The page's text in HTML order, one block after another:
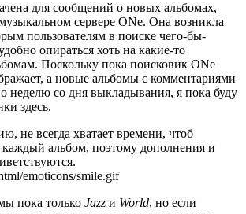
для сообщений о новых альбомах,
сервере ONe. Она возникла
пользователям в поиске чего-бы-
опираться хоть на какие-то
Поскольку пока поисковик ONe
а новые альбомы с комментариями
неделю со дня выкладывания, я пока буду
здесь.
не всегда хватает времени, чтоб
каждый альбом, поэтому дополнения и
emoticons/smile.gif
пока только Jazz и World, но если